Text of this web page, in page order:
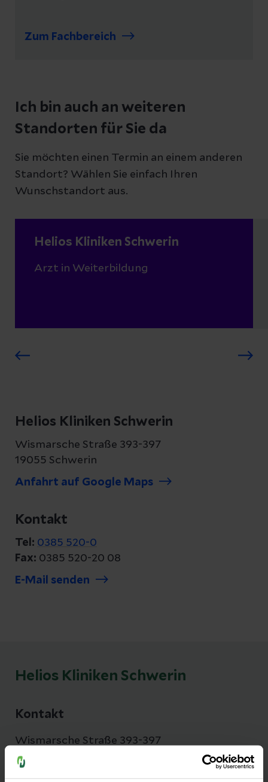
Zum Fachbereich
Ich bin auch an weiteren
Standorten für Sie da
Sie möchten einen Termin an einem anderen
Standort? Wählen Sie einfach Ihren
Wunschstandort aus.
Helios Kliniken Schwerin
Arzt in Weiterbildung
Helios Kliniken Schwerin
Wismarsche Straße 393-397
19055 Schwerin
Anfahrt auf Google Maps
Kontakt
Tel: 0385 520-0
Fax: 0385 520-20 08
E-Mail senden
Helios Kliniken Schwerin
Kontakt
Wismarsche Straße 393-397
19055 Schwerin